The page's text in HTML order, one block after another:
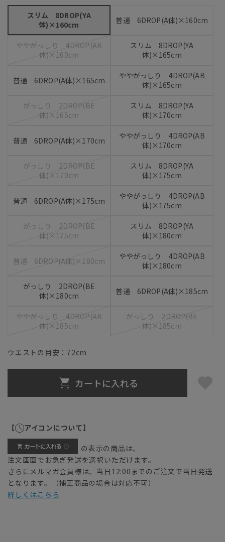
スリム 8DROP(YA
体)×160cm
普通 6DROP(A体)×160cm
ややがっしり 4DROP(AB
体)×160cm
スリム 8DROP(YA
体)×165cm
普通 6DROP(A体)×165cm
ややがっしり 4DROP(AB
体)×165cm
がっしり 2DROP(BE
体)×165cm
スリム 8DROP(YA
体)×170cm
普通 6DROP(A体)×170cm
ややがっしり 4DROP(AB
体)×170cm
がっしり 2DROP(BE
体)×170cm
スリム 8DROP(YA
体)×175cm
普通 6DROP(A体)×175cm
ややがっしり 4DROP(AB
体)×175cm
がっしり 2DROP(BE
体)×175cm
スリム 8DROP(YA
体)×180cm
普通 6DROP(A体)×180cm
ややがっしり 4DROP(AB
体)×180cm
がっしり 2DROP(BE
体)×180cm
普通 6DROP(A体)×185cm
ややがっしり 4DROP(AB
体)×185cm
がっしり 2DROP(BE
体)×185cm
ウエストの目安： 72cm
カートに入れる
【 アイコンについて】
の表示の商品は、
注文画面でお急ぎ発送を選択いただけます。
さらにメルマガ会員様は、当日12:00までのご注文で当日発送
となります。（補正商品の場合は対応不可）
詳しくはこちら